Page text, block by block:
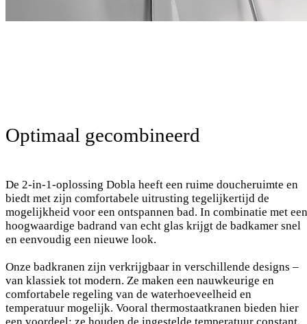
Optimaal gecombineerd
De 2-in-1-oplossing Dobla heeft een ruime doucheruimte en
biedt met zijn comfortabele uitrusting tegelijkertijd de
mogelijkheid voor een ontspannen bad. In combinatie met een
hoogwaardige badrand van echt glas krijgt de badkamer snel
en eenvoudig een nieuwe look.
Onze badkranen zijn verkrijgbaar in verschillende designs –
van klassiek tot modern. Ze maken een nauwkeurige en
comfortabele regeling van de waterhoeveelheid en
temperatuur mogelijk. Vooral thermostaatkranen bieden hier